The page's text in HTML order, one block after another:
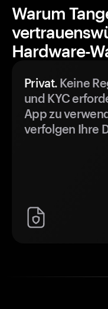
Warum
Hardware-
Privat. Keine
und KYC
App zu
verfolgen Ihre